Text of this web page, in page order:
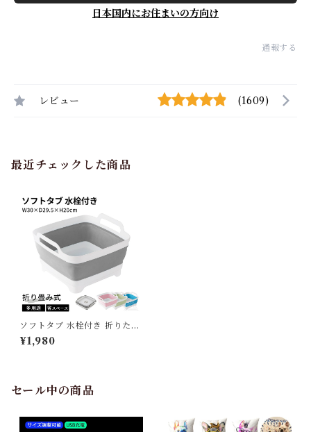
日本国内にお住まいの方向け
通報する
レビュー (1609)
最近チェックした商品
ソフトタブ 水栓付き 折りたた
み 取っ手付き 柔らかい 収納
バケツ 掃除 清掃 コンパクト
便利 グレー ピンク ブルー グ
リーン G350
¥1,980
セール中の商品